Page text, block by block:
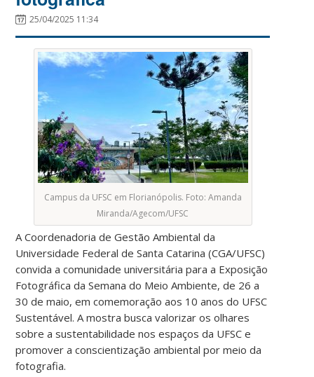
25/04/2025 11:34
Campus da UFSC em Florianópolis. Foto: Amanda
Miranda/Agecom/UFSC
A Coordenadoria de Gestão Ambiental da
Universidade Federal de Santa Catarina (CGA/UFSC)
convida a comunidade universitária para a Exposição
Fotográfica da Semana do Meio Ambiente, de 26 a
30 de maio, em comemoração aos 10 anos do UFSC
Sustentável.A mostra busca valorizar os olhares
sobre a sustentabilidade nos espaços da UFSC e
promover a conscientização ambiental por meio da
fotografia.